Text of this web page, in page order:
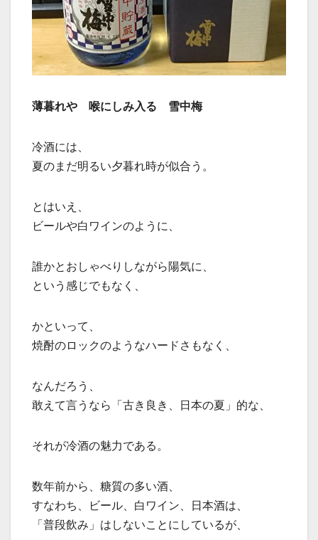
薄暮れや 喉にしみ入る 雪中梅
冷酒には、
夏のまだ明るい夕暮れ時が似合う。
とはいえ、
ビールや白ワインのように、
誰かとおしゃべりしながら陽気に、
という感じでもなく、
かといって、
焼酎のロックのようなハードさもなく、
なんだろう、
敢えて言うなら「古き良き、日本の夏」的な、
それが冷酒の魅力である。
数年前から、糖質の多い酒、
すなわち、ビール、白ワイン、日本酒は、
「普段飲み」はしないことにしているが、